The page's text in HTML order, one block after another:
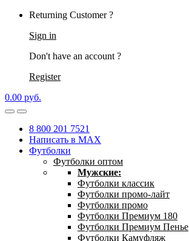
Returning Customer ?
Sign in
Don't have an account ?
Register
0.00 руб.
8 800 201 7521
Написать в MAX
Футболки
Футболки оптом
Мужские:
Футболки классик
Футболки промо-лайт
Футболки промо
Футболки Премиум 180
Футболки Премиум Пенье
Футболки Камуфляж